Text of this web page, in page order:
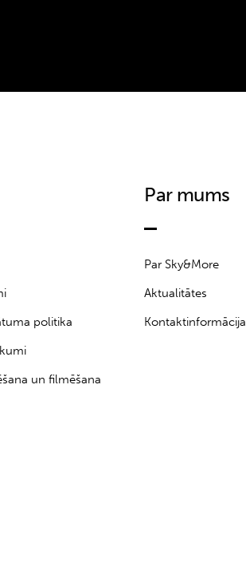
politika
un filmēšana
Par mums
Par Sky&More
Aktualitātes
Kontaktinformācija